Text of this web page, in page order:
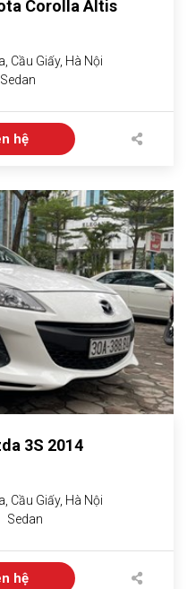
Corolla Altis
Cầu Giấy, Hà Nội
Sedan
hệ
3S 2014
Cầu Giấy, Hà Nội
Sedan
hệ